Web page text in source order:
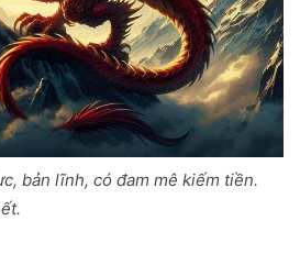
bản lĩnh, có đam mê kiếm tiền.